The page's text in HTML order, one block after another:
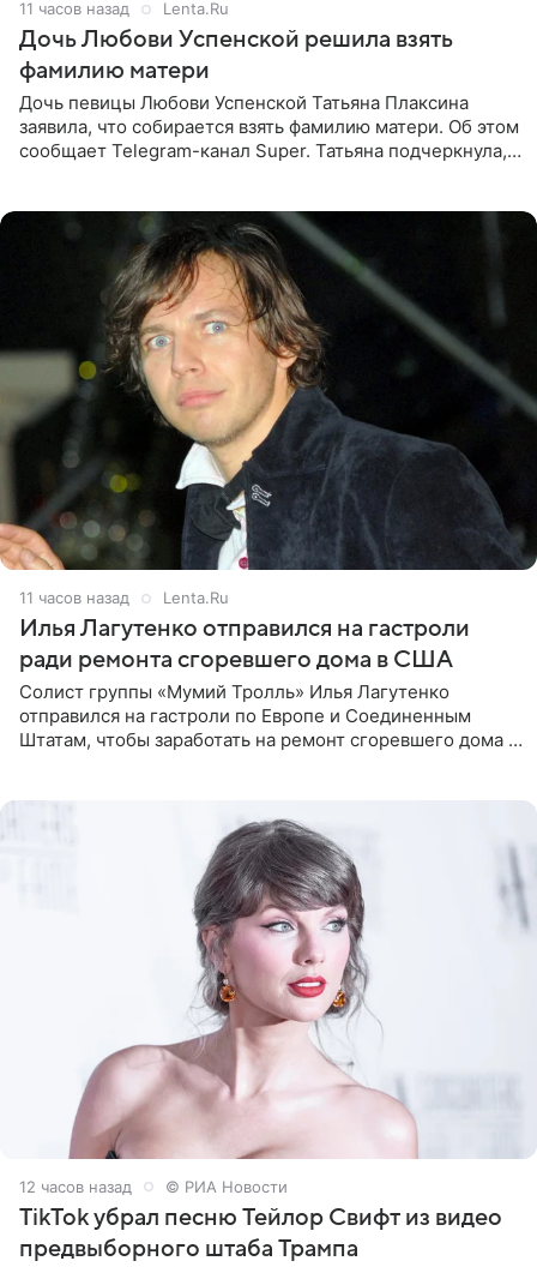
11 часов назад Lenta.Ru
Дочь Любови Успенской решила взять
фамилию матери
Дочь певицы Любови Успенской Татьяна Плаксина
заявила, что собирается взять фамилию матери. Об этом
сообщает Telegram-канал Super. Татьяна подчеркнула,
11 часов назад Lenta.Ru
Илья Лагутенко отправился на гастроли
ради ремонта сгоревшего дома в США
Солист группы «Мумий Тролль» Илья Лагутенко
отправился на гастроли по Европе и Соединенным
Штатам, чтобы заработать на ремонт сгоревшего дома в
12 часов назад © РИА Новости
TikTok убрал песню Тейлор Свифт из видео
предвыборного штаба Трампа